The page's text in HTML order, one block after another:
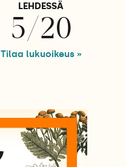
LEHDESSÄ
5/20
Tilaa lukuoikeus »